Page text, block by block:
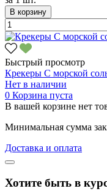
В корзину
Быстрый просмотр
Крекеры С морской
Нет в наличии
0 Корзина пуста
В вашей корзине нет
Минимальная сумма
Доставка и оплата
Хотите быть в